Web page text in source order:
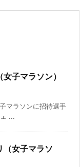
子マラソン）
マラソンに招待選手
...
（女子マラソ